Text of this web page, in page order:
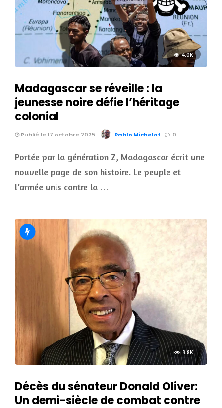
4.0K
Madagascar se réveille : la
jeunesse noire défie l’héritage
colonial
Publié le 17 octobre 2025 Pablo Michelot 0
Portée par la génération Z, Madagascar écrit une
nouvelle page de son histoire. Le peuple et
l’armée unis contre la …
3.8K
Décès du sénateur Donald Oliver:
Un demi-siècle de combat contre